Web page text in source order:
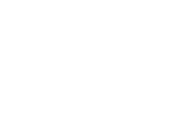
verfügbar.)